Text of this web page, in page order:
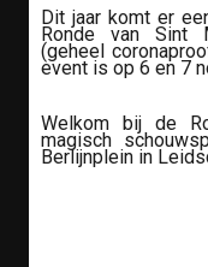
Dit jaar komt er
Ronde van Sint
(geheel
event is op 6 en 7
Welkom bij de
magisch
Berlijnplein in